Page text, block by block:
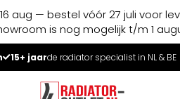
aug — bestel vóór 27 juli voor
is nog mogelijk t/m 1
15+ jaarde radiator specialist in NL & BE